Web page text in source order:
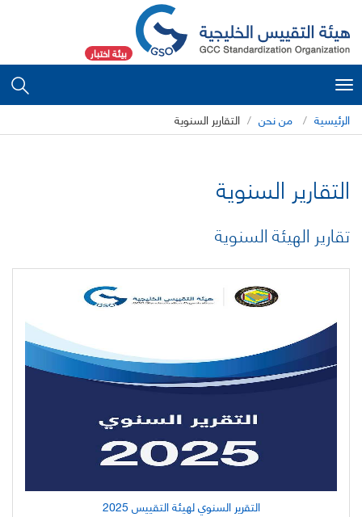
بيئة اختبار
Toggle
navigation
الرئيسية من نحن التقارير السنوية
التقارير السنوية
تقارير الهيئة السنوية
التقرير السنوي لهيئة التقييس 2025